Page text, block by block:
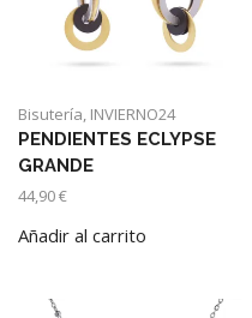
Bisutería INVIERNO24
PENDIENTES ECLYPSE
GRANDE
44,90€
Añadir al carrito